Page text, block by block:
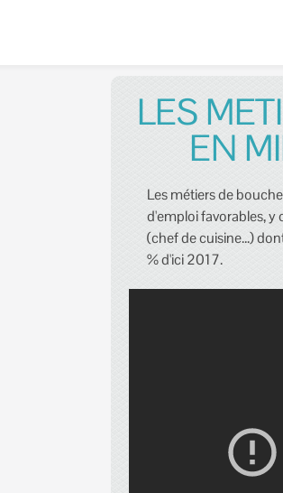
LES
EN
Les métiers de
d'emploi favorables, y
(chef de cuisine…)
% d'ici 2017.